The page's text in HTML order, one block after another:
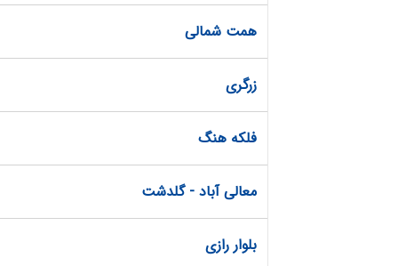
همت شمالی
زرگری
فلکه هنگ
معالی آباد - گلدشت
بلوار رازی